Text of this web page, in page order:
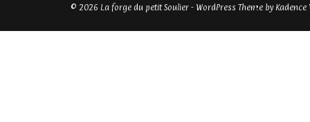
© 2026 La forge du petit Soulier - WordPress Theme by Kadence